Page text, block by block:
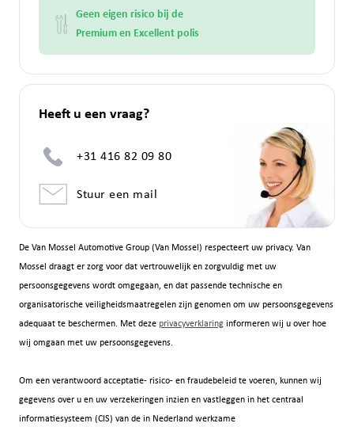
De Van Mossel Automotive Group (Van Mossel) respecteert uw privacy. Van
Mossel draagt er zorg voor dat vertrouwelijk en zorgvuldig met uw
persoonsgegevens wordt omgegaan, en dat passende technische en
organisatorische veiligheidsmaatregelen zijn genomen om uw persoonsgegevens
adequaat te beschermen. Met deze privacyverklaringinformeren wij u over hoe
wij omgaan met uw persoonsgegevens.
Om een verantwoord acceptatie- risico- en fraudebeleid te voeren, kunnen wij
gegevens over u en uw verzekeringen inzien en vastleggen in het centraal
informatiesysteem (CIS) van de in Nederland werkzame
Geen eigen risico bij de
Premium en Excellent polis
Heeft u een vraag?
+31 416 82 09 80
Stuur een mail